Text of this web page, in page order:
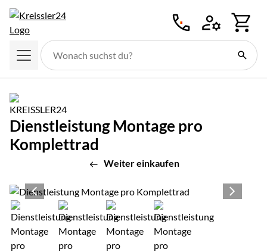
Dienstleistung Montage pro
Komplettrad
Weiter einkaufen
Produktgalerie
Zur Kaufbox springen